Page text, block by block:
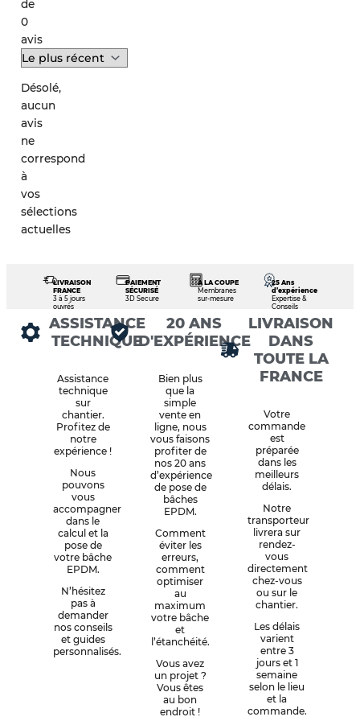
de
0
avis
Désolé,
aucun
avis
ne
correspond
à
vos
sélections
actuelles
LIVRAISON
FRANCE
3 à 5 jours
ouvrés
PAIEMENT
SÉCURISÉ
3D Secure
À LA COUPE
Membranes
sur-mesure
25 Ans
d’expérience
Expertise &
Conseils
ASSISTANCE
TECHNIQUE
Assistance
technique
sur
chantier.
Profitez de
notre
expérience !
Nous
pouvons
vous
accompagner
dans le
calcul et la
pose de
votre bâche
EPDM.
N’hésitez
pas à
demander
nos conseils
et guides
personnalisés.
20 ANS
D'EXPÉRIENCE
Bien plus
que la
simple
vente en
ligne, nous
vous faisons
profiter de
nos 20 ans
d’expérience
de pose de
bâches
EPDM.
Comment
éviter les
erreurs,
comment
optimiser
au
maximum
votre bâche
et
l’étanchéité.
Vous avez
un projet ?
Vous êtes
au bon
endroit !
LIVRAISON
DANS
TOUTE LA
FRANCE
Votre
commande
est
préparée
dans les
meilleurs
délais.
Notre
transporteur
livrera sur
rendez-
vous
directement
chez-vous
ou sur le
chantier.
Les délais
varient
entre 3
jours et 1
semaine
selon le lieu
et la
commande.